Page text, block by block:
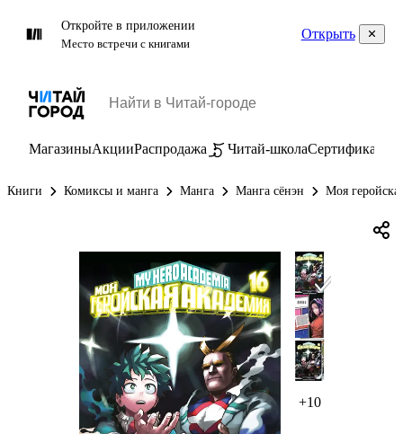
Откройте в приложении
Место встречи с книгами
Открыть
МагазиныАкцииРаспродажа Читай-школаСертификаты
Книги Комиксы и манга Манга Манга сёнэн Моя
+10